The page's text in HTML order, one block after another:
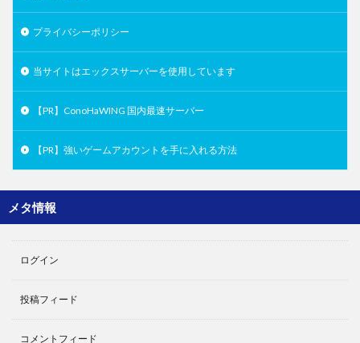
プライバシーポリシー
当サイトはエックスサーバーを使用しています
【PR】ConoHaWING 国内最速サーバー
【PR】強いゲームアカウントを手に入れる方法
メタ情報
ログイン
投稿フィード
コメントフィード